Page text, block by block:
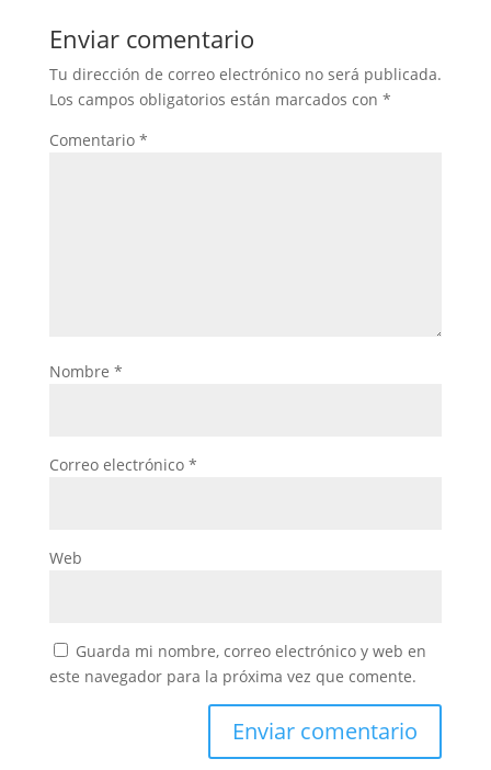
Enviar comentario
Tu dirección de correo electrónico no será publicada.
Los campos obligatorios están marcados con *
Comentario *
Nombre *
Correo electrónico *
Web
Guarda mi nombre, correo electrónico y web en
este navegador para la próxima vez que comente.